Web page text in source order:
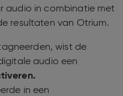
audio in combinatie met
resultaten van Otrium.
wist de
audio een
in een